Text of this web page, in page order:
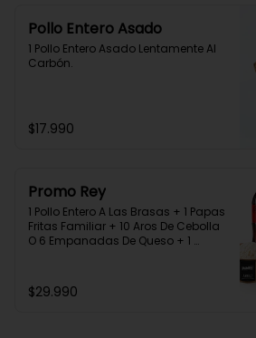
Pollo Entero Asado
1 Pollo Entero Asado Lentamente Al
Carbón.
$17.990
Promo Rey
1 Pollo Entero A Las Brasas + 1 Papas
Fritas Familiar + 10 Aros De Cebolla
O 6 Empanadas De Queso + 1
$29.990